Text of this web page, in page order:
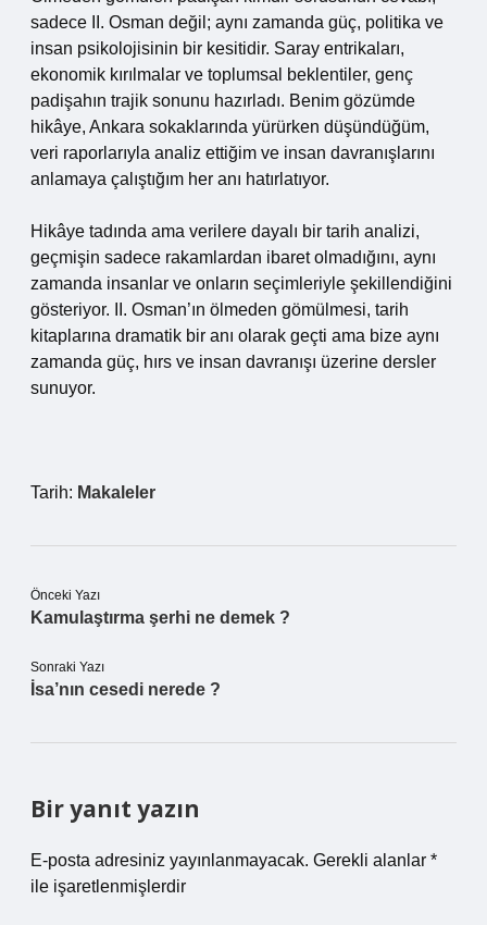
sadece II. Osman değil; aynı zamanda güç, politika ve
insan psikolojisinin bir kesitidir. Saray entrikaları,
ekonomik kırılmalar ve toplumsal beklentiler, genç
padişahın trajik sonunu hazırladı. Benim gözümde
hikâye, Ankara sokaklarında yürürken düşündüğüm,
veri raporlarıyla analiz ettiğim ve insan davranışlarını
anlamaya çalıştığım her anı hatırlatıyor.
Hikâye tadında ama verilere dayalı bir tarih analizi,
geçmişin sadece rakamlardan ibaret olmadığını, aynı
zamanda insanlar ve onların seçimleriyle şekillendiğini
gösteriyor. II. Osman’ın ölmeden gömülmesi, tarih
kitaplarına dramatik bir anı olarak geçti ama bize aynı
zamanda güç, hırs ve insan davranışı üzerine dersler
sunuyor.
Tarih: Makaleler
Önceki Yazı
Kamulaştırma şerhi ne demek ?
Sonraki Yazı
İsa’nın cesedi nerede ?
Bir yanıt yazın
E-posta adresiniz yayınlanmayacak. Gerekli alanlar *
ile işaretlenmişlerdir